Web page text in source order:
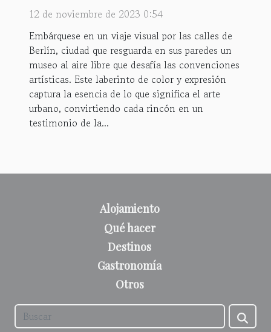
12 de noviembre de 2023 0:54
Embárquese en un viaje visual por las calles de
Berlín, ciudad que resguarda en sus paredes un
museo al aire libre que desafía las convenciones
artísticas. Este laberinto de color y expresión
captura la esencia de lo que significa el arte
urbano, convirtiendo cada rincón en un
testimonio de la...
Alojamiento
Qué hacer
Destinos
Gastronomía
Otros